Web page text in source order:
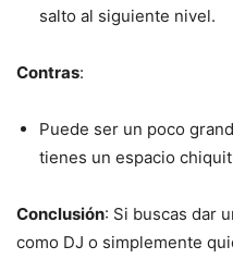
salto al siguiente nivel.
Contras:
Puede ser un poco
tienes un espacio
Conclusión: Si buscas dar
como DJ o simplemente